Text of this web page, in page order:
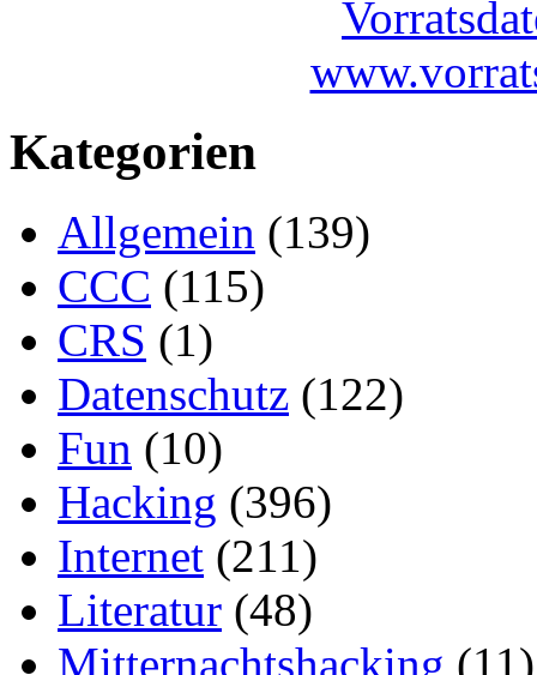
Kategorien
Allgemein (139)
CCC (115)
CRS (1)
Datenschutz (122)
Fun (10)
Hacking (396)
Internet (211)
Literatur (48)
Mitternachtshacking (11)